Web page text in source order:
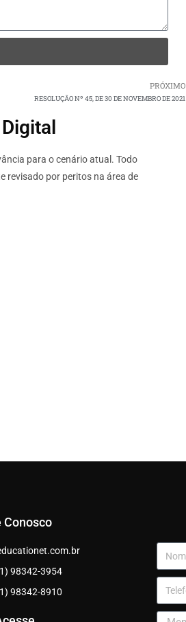
PRÓXIMO
RESOLUÇÃO Nº 45, DE 30 DE NOVEMBRO DE 2021
para o cenário atual. Todo
revisado por peritos na área de
Conosco
98342-3954
98342-8910